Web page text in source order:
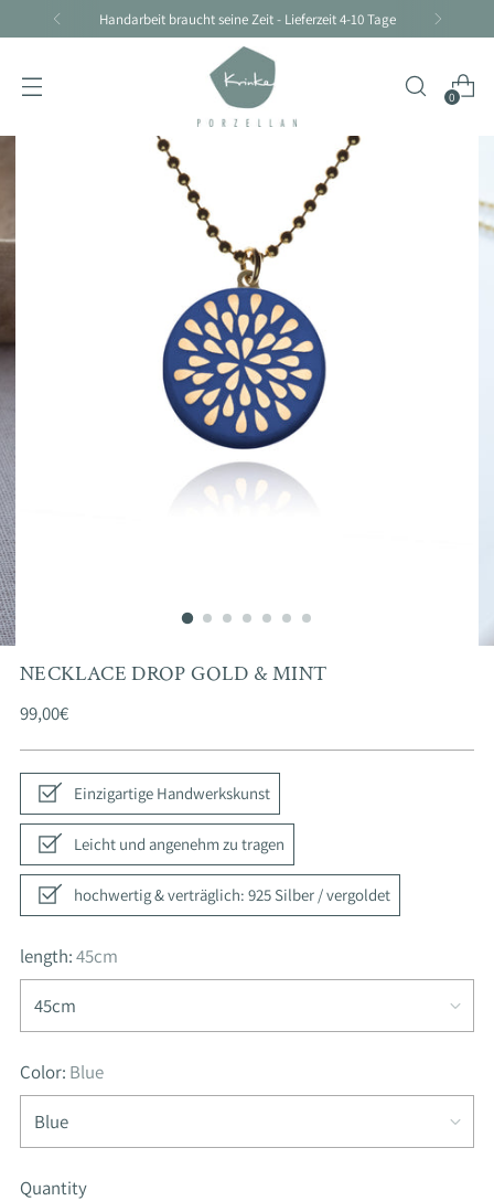
Handarbeit braucht seine Zeit - Lieferzeit 4-10 Tage
0
NECKLACE DROP GOLD & MINT
Regular
99,00€
Einzigartige Handwerkskunst
Leicht und angenehm zu tragen
hochwertig & verträglich: 925 Silber / vergoldet
length:45cm
Color: Blue
Quantity